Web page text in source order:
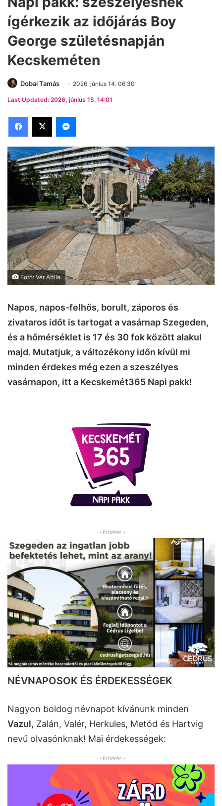
ígérkezik az időjárás Boy
George születésnapján
Kecskeméten
Dobai Tamás 2026, június 14. 06:30
Last Updated: 2026, június 15. 14:01
Facebook
X Messenger
Fotó: Vér Attila
Napos, napos-felhős, borult, záporos és
zivataros időt is tartogat a vasárnap Szegeden,
és a hőmérséklet is 17 és 30 fok között alakul
majd. Mutatjuk, a változékony időn kívül mi
minden érdekes még ezen a szeszélyes
vasárnapon, itt a Kecskemét365 Napi pakk!
- Hirdetés -
NÉVNAPOSOK ÉS ÉRDEKESSÉGEK
Nagyon boldog névnapot kívánunk minden
Vazul, Zalán, Valér, Herkules, Metód és Hartvig
nevű olvasónknak! Mai érdekességek:
- Hirdetés -